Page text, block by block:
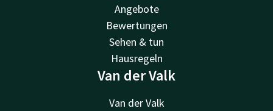
Angebote
Bewertungen
Sehen & tun
Hausregeln
Van der Valk
Van der Valk